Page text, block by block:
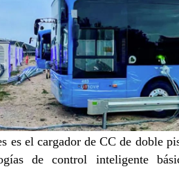
es el cargador de CC de doble
de control inteligente